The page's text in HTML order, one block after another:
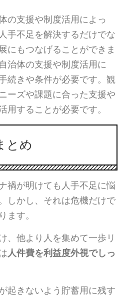
の支援や制度活用によっ
手不足を解決するだけでな
にもつなげることができま
治体の支援や制度活用に
続きや条件が必要です。観
ーズや課題に合った支援や
用することが必要です。
とめ
禍が明けても人手不足に悩
しかし、それは危機だけで
ます。
、他より人を集めて一歩リ
人件費を利益度外視でしっ
起きないよう貯蓄用に残す